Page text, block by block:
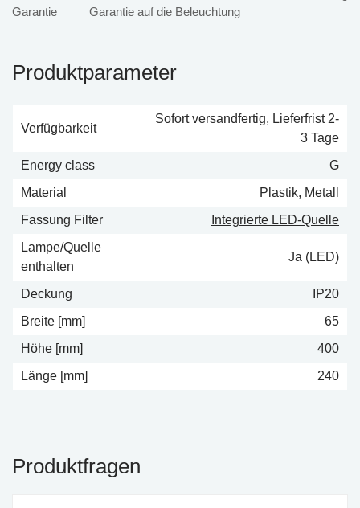
Garantie auf die Beleuchtung
Produktparameter
Verfügbarkeit
Sofort versandfertig, Lieferfrist 2-
3 Tage
Energy class
G
Material
Plastik, Metall
Fassung Filter
Integrierte LED-Quelle
Lampe/Quelle
enthalten
Ja (LED)
Deckung
IP20
Breite [mm]
65
Höhe [mm]
400
Länge [mm]
240
Produktfragen